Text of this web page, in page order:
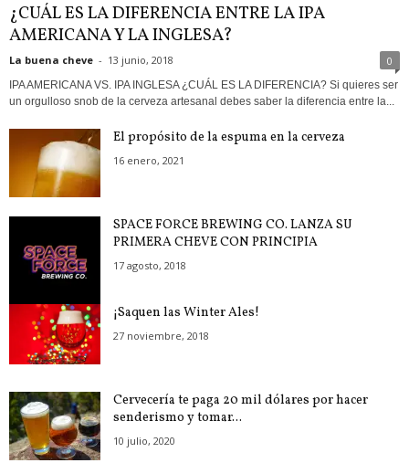
¿CUÁL ES LA DIFERENCIA ENTRE LA IPA
AMERICANA Y LA INGLESA?
La buena cheve - 13 junio, 2018 0
IPA AMERICANA VS. IPA INGLESA ¿CUÁL ES LA DIFERENCIA? Si quieres ser
un orgulloso snob de la cerveza artesanal debes saber la diferencia entre la...
El propósito de la espuma en la cerveza
16 enero, 2021
SPACE FORCE BREWING CO. LANZA SU
PRIMERA CHEVE CON PRINCIPIA
17 agosto, 2018
¡Saquen las Winter Ales!
27 noviembre, 2018
Cervecería te paga 20 mil dólares por hacer
senderismo y tomar...
10 julio, 2020